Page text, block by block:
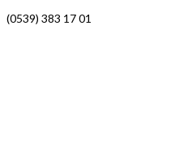
(0539) 383 17 01